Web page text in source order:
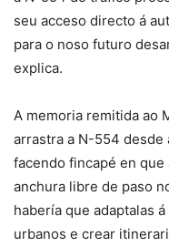
seu acceso directo á
para o noso futuro
explica.
A memoria remitida ao
arrastra a N-554 desde
facendo fincapé en
anchura libre de paso
habería que adaptalas
urbanos e crear